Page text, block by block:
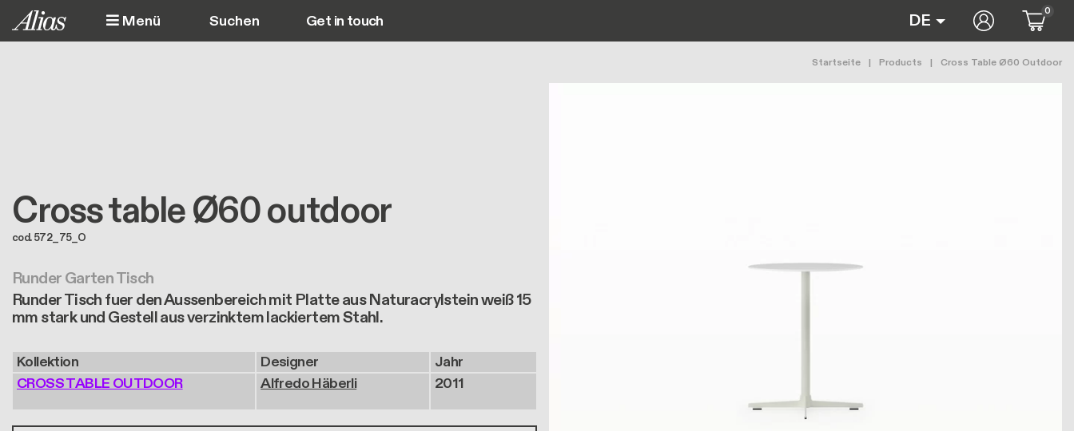
Direkt zum Inhalt
Menü Main navigation
Get in touch DE User 0
Pfadnavigation
Startseite Products Cross Table Ø60 Outdoor
Cross table Ø60 outdoor
cod. 572_75_O
Runder Garten Tisch
Runder Tisch fuer den Aussenbereich mit Platte aus Naturacrylstein weiß 15
mm stark und Gestell aus verzinktem lackiertem Stahl.
Kollektion
CROSS TABLE OUTDOOR
Designer
Alfredo Häberli
Jahr
2011